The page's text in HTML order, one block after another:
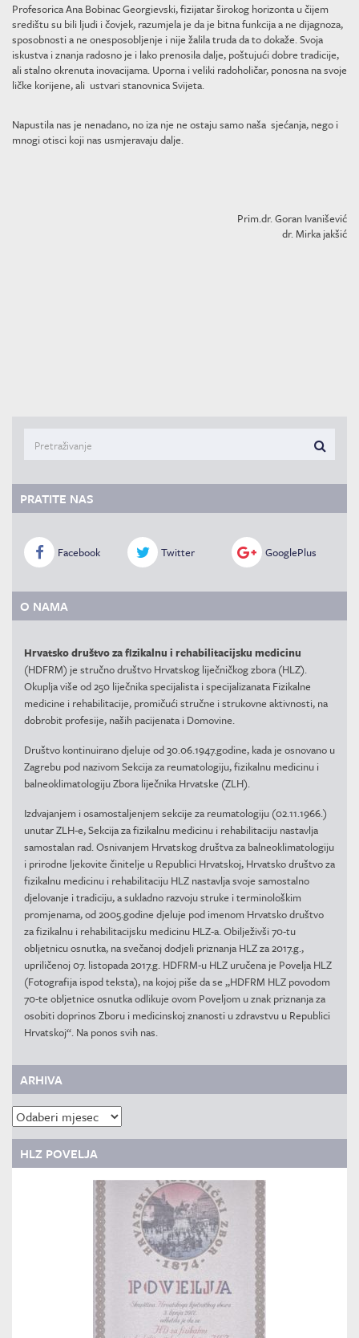
Profesorica Ana Bobinac Georgievski, fizijatar širokog horizonta u čijem
središtu su bili ljudi i čovjek, razumjela je da je bitna funkcija a ne dijagnoza,
sposobnosti a ne onesposobljenje i nije žalila truda da to dokaže. Svoja
iskustva i znanja radosno je i lako prenosila dalje, poštujući dobre tradicije,
ali stalno okrenuta inovacijama. Uporna i veliki radoholičar, ponosna na svoje
ličke korijene, ali ustvari stanovnica Svijeta.
Napustila nas je nenadano, no iza nje ne ostaju samo naša sjećanja, nego i
mnogi otisci koji nas usmjeravaju dalje.
Prim.dr. Goran Ivanišević
dr. Mirka jakšić
PRATITE NAS
Facebook Twitter GooglePlus
O NAMA
Hrvatsko društvo za fizikalnu i rehabilitacijsku medicinu
(HDFRM) je stručno društvo Hrvatskog liječničkog zbora (HLZ).
Okuplja više od 250 liječnika specijalista i specijalizanata Fizikalne
medicine i rehabilitacije, promičući stručne i strukovne aktivnosti, na
dobrobit profesije, naših pacijenata i Domovine.
Društvo kontinuirano djeluje od 30.06.1947.godine, kada je osnovano u
Zagrebu pod nazivom Sekcija za reumatologiju, fizikalnu medicinu i
balneoklimatologiju Zbora liječnika Hrvatske (ZLH).
Izdvajanjem i osamostaljenjem sekcije za reumatologiju (02.11.1966.)
unutar ZLH-e, Sekcija za fizikalnu medicinu i rehabilitaciju nastavlja
samostalan rad. Osnivanjem Hrvatskog društva za balneoklimatologiju
i prirodne ljekovite činitelje u Republici Hrvatskoj, Hrvatsko društvo za
fizikalnu medicinu i rehabilitaciju HLZ nastavlja svoje samostalno
djelovanje i tradiciju, a sukladno razvoju struke i terminološkim
promjenama, od 2005.godine djeluje pod imenom Hrvatsko društvo
za fizikalnu i rehabilitacijsku medicinu HLZ-a. Obilježivši 70-tu
obljetnicu osnutka, na svečanoj dodjeli priznanja HLZ za 2017.g.,
upriličenoj 07. listopada 2017.g. HDFRM-u HLZ uručena je Povelja HLZ
(Fotografija ispod teksta), na kojoj piše da se „HDFRM HLZ povodom
70-te obljetnice osnutka odlikuje ovom Poveljom u znak priznanja za
osobiti doprinos Zboru i medicinskoj znanosti u zdravstvu u Republici
Hrvatskoj“. Na ponos svih nas.
ARHIVA
Arhiva
HLZ POVELJA